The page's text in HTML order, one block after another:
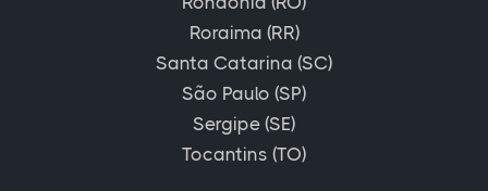
Roraima (RR)
Santa Catarina (SC)
São Paulo (SP)
Sergipe (SE)
Tocantins (TO)